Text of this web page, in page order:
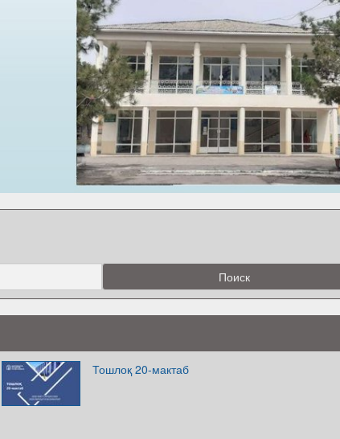
Тошлоқ 20-мактаб